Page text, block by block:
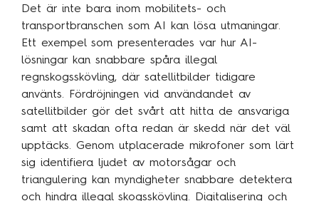
Det är inte bara inom mobilitets- och
transportbranschen som AI kan lösa utmaningar.
Ett exempel som presenterades var hur AI-
lösningar kan snabbare spåra illegal
regnskogsskövling, där satellitbilder tidigare
använts. Fördröjningen vid användandet av
satellitbilder gör det svårt att hitta de ansvariga
samt att skadan ofta redan är skedd när det väl
upptäcks. Genom utplacerade mikrofoner som lärt
sig identifiera ljudet av motorsågar och
triangulering kan myndigheter snabbare detektera
och hindra illegal skogsskövling. Digitalisering och